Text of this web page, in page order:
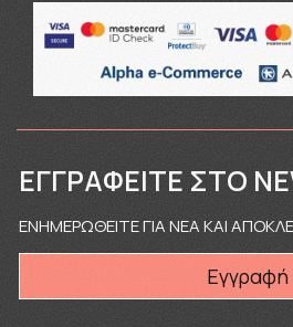
ΕΓΓΡΑΦΕΊΤΕ ΣΤΟ
ΕΝΗΜΕΡΩΘΕΙΤΕ ΓΙΑ ΝΕΑ ΚΑΙ
Εγγραφή